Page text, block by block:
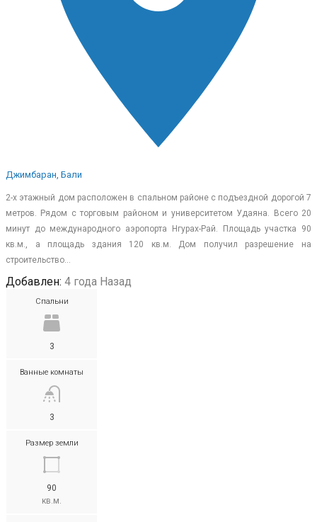
Джимбаран, Бали
2-х этажный дом расположен в спальном районе с подъездной дорогой 7
метров. Рядом с торговым районом и университетом Удаяна. Всего 20
минут до международного аэропорта Нгурах-Рай. Площадь участка 90
кв.м., а площадь здания 120 кв.м. Дом получил разрешение на
строительство…
Добавлен: 4 года Назад
Спальни
3
Ванные комнаты
3
Размер земли
90
кв.м.